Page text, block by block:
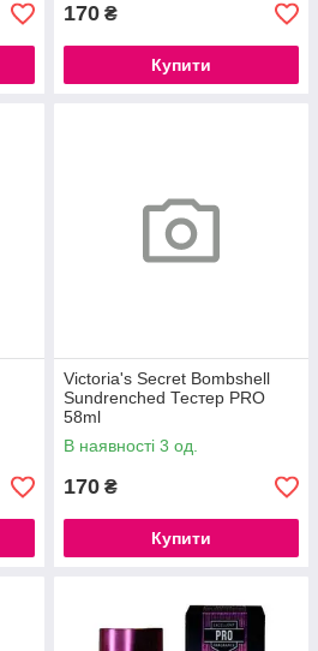
170 ₴
Купити
Victoria's Secret Bombshell
Sundrenched Тестер PRO
58ml
В наявності 3 од.
170 ₴
Купити